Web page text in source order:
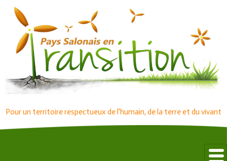
Pour un territoire respectueux de l'humain, de la terre et du vivant